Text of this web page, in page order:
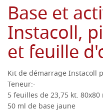
Base et
Instacoll,
et feuille
Kit de démarrage Instacoll
Teneur:-
5 feuilles de 23,75 kt. 80x80
50 ml de base jaune